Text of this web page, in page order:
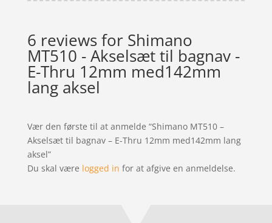
6 reviews for Shimano
MT510 - Akselsæt til bagnav -
E-Thru 12mm med142mm
lang aksel
Vær den første til at anmelde “Shimano MT510 –
Akselsæt til bagnav – E-Thru 12mm med142mm lang
aksel”
Du skal være logged in for at afgive en anmeldelse.